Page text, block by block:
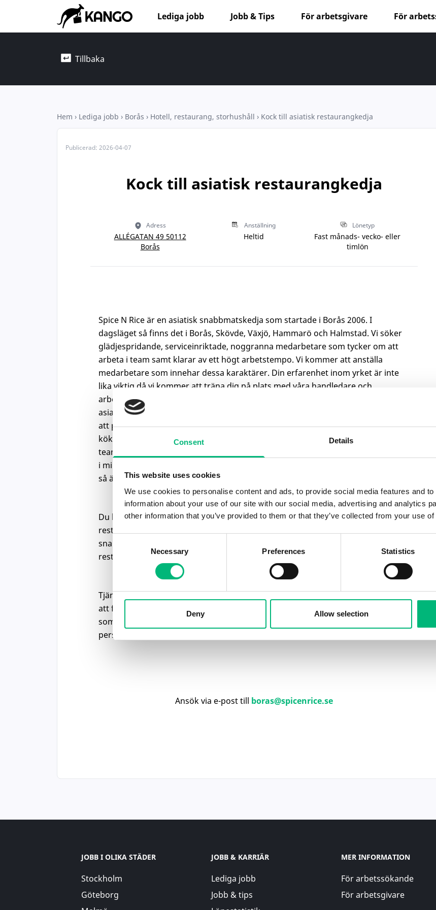
Consent Details
This website uses cookies
We use cookies to personalise content and ads, to provide social media features and
information about your use of our site with our social media, advertising and analytics
other information that you’ve provided to them or that they’ve collected from your use
Necessary Preferences Statistics
Deny Allow selection
Lediga jobb Jobb & Tips För arbetsgivare För
Tillbaka
Hem › Lediga jobb › Borås › Hotell, restaurang, storhushåll › Kock till asiatisk restaurangkedja
Publicerad: 2026-04-07
Kock till asiatisk restaurangkedja
Adress
ALLÉGATAN 49 50112
Borås
Anställning
Heltid
Lönetyp
Fast månads- vecko- eller
timlön
Spice N Rice är en asiatisk snabbmatskedja som startade i Borås 2006. I
dagsläget så finns det i Borås, Skövde, Växjö, Hammarö och Halmstad. Vi söker
glädjespridande, serviceinriktade, noggranna medarbetare som tycker om att
arbeta i team samt klarar av ett högt arbetstempo. Vi kommer att anställa
medarbetare som innehar dessa karaktärer. Din erfarenhet inom yrket är inte
lika viktig då vi kommer att träna dig på plats med våra handledare och
arbetsböcker i matsal och kök. Du kommer att arbeta med tillagning av våra
asiatiska maträtter utifrån vår receptbok. Du kommer att hjälpa köksbiträden
att producera alla förberedande råvaror och du kommer att arbeta med
köksrutiner som hygienkontroll, råvaruhantering och annan tillredning i ett litet
team av medarbetare. DU ska ha arbetat som kock och med asiatisk matlagning
i minst 3 år. Pratar du Mandarin, Kantonesiska, Vietnamesiska eller Thailändska
så är det en extra merit.
Du kommer att vara anställd av Borås Take Away AB och arbeta som kock på de
restauranger som ingår i Spice N Rice-koncernen. Spice N Rice är en asiatisk
snabbmatskedja som startade i Borås 2006. I dagsläget så finns det
restauranger i Borås, Skövde, Växjö, Hammarö, knalleland och Halmstad.
Tjänsten som kock anställd hos Borås Take Away AB innebär att arbetet kommer
att förläggas till var och en av restaurangerna inom Spice N Rice-koncernen,
som för närvarande finns i ovan nämnda städer, beroende på vilka
personalbehov som finns hos respektive restaurang.
Ansök via e-post till boras@spicenrice.se
JOBB I OLIKA STÄDER
Stockholm
Göteborg
JOBB & KARRIÄR
Lediga jobb
Jobb & tips
MER INFORMATION
För arbetssökande
För arbetsgivare